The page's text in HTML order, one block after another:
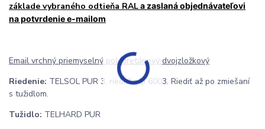
základe vybraného odtieňa RALa zaslaná objednávateľovi
na potvrdenie e-mailom
Email vrchný priemyselný polyuretánový dvojzložkový
Riedenie: TELSOL PUR 3, riedidlo U 6003. Riediť až po zmiešaní
s tužidlom.
Tužidlo: TELHARD PUR